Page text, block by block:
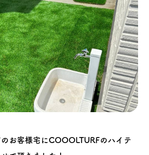
お客様宅にCOOOLTURFのハイテ